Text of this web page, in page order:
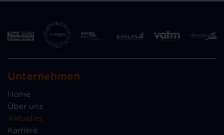
Unternehmen
Home
Über uns
Aktuelles
Karriere